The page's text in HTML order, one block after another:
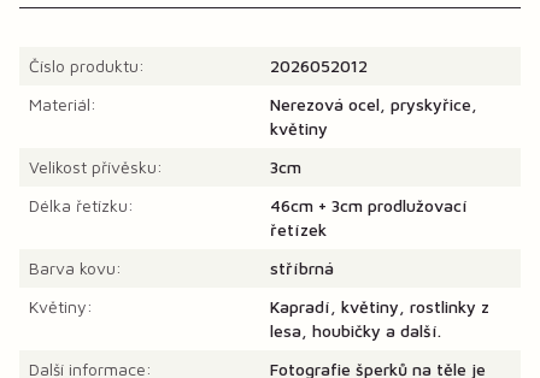
Číslo produktu:
2026052012
Materiál:
Nerezová ocel, pryskyřice,
květiny
Velikost přívěsku:
3cm
Délka řetízku:
46cm + 3cm prodlužovací
řetízek
Barva kovu:
stříbrná
Květiny:
Kapradí, květiny, rostlinky z
lesa, houbičky a další.
Další informace:
Fotografie šperků na těle je